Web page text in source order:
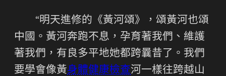
“明天進修的《黃河頌》，頌黃河也頌
中國。黃河奔跑不息，孕育著我們、維護
著我們，有良多平地她都跨曩昔了。我們
要學會像黃身體健康檢查河一樣往跨越山